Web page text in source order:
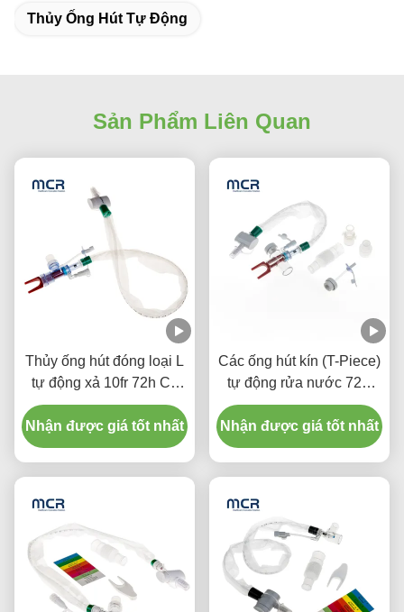
Thủy Ống Hút Tự Động
Sản Phẩm Liên Quan
Thủy ống hút đóng loại L
tự động xả 10fr 72h Cổ
tay xoay kép cho bệnh
viện
Nhận được giá tốt nhất
Các ống hút kín (T-Piece)
tự động rửa nước 72H
Đối với người lớn
Nhận được giá tốt nhất